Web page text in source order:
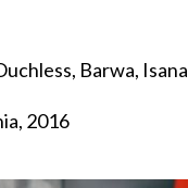
Barwa, Isana
2016